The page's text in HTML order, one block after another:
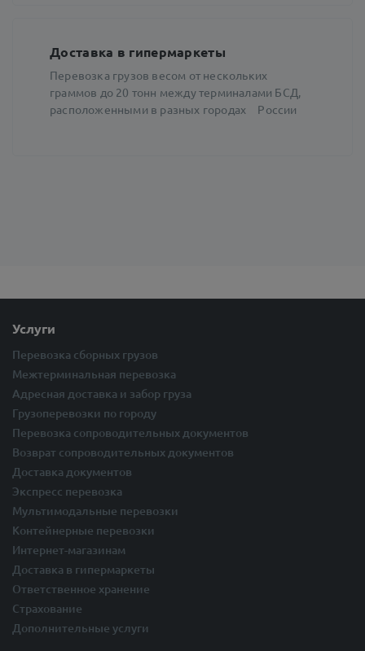
Доставка в гипермаркеты
Перевозка грузов весом от нескольких
граммов до 20 тонн между терминалами БСД,
расположенными в разных городах России
Услуги
Перевозка сборных грузов
Межтерминальная перевозка
Адресная доставка и забор груза
Грузоперевозки по городу
Перевозка сопроводительных документов
Возврат сопроводительных документов
Доставка документов
Экспресс перевозка
Мультимодальные перевозки
Контейнерные перевозки
Интернет-магазинам
Доставка в гипермаркеты
Ответственное хранение
Страхование
Дополнительные услуги